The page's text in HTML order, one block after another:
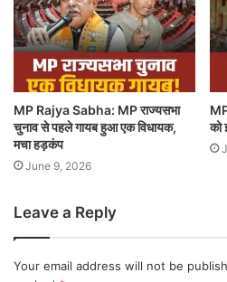
MP Rajya Sabha: MP राज्यसभा
चुनाव से पहले गायब हुआ एक विधायक,
मचा हड़कंप
June 9, 2026
को
Leave a Reply
Your email address will not be